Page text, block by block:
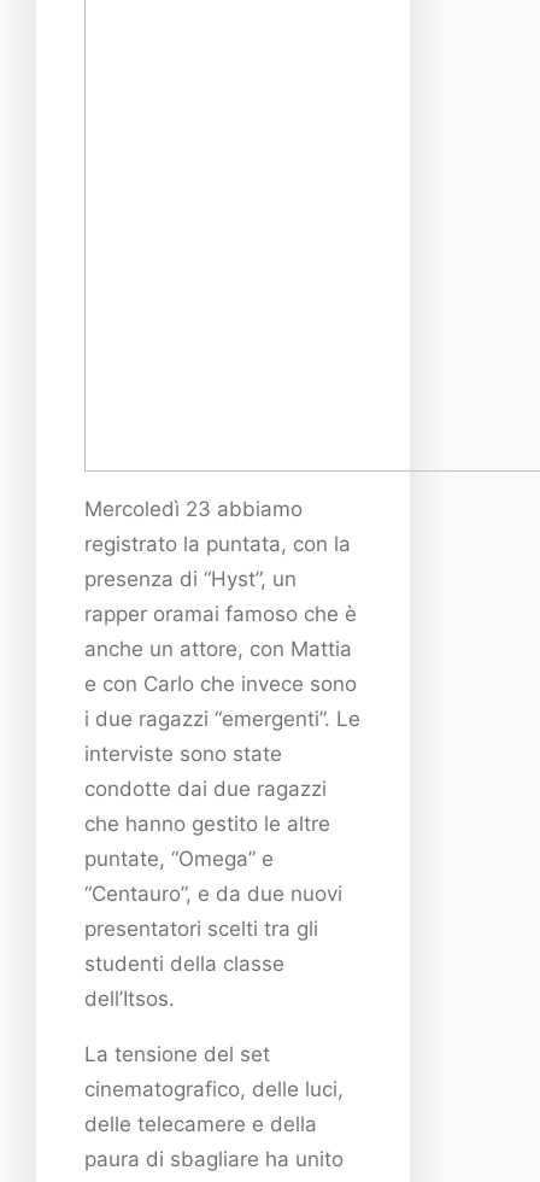
Mercoledì 23 abbiamo
registrato la puntata, con la
presenza di “Hyst”, un
rapper oramai famoso che è
anche un attore, con Mattia
e con Carlo che invece sono
i due ragazzi “emergenti”. Le
interviste sono state
condotte dai due ragazzi
che hanno gestito le altre
puntate, “Omega” e
“Centauro”, e da due nuovi
presentatori scelti tra gli
studenti della classe
dell’Itsos.
La tensione del set
cinematografico, delle luci,
delle telecamere e della
paura di sbagliare ha unito